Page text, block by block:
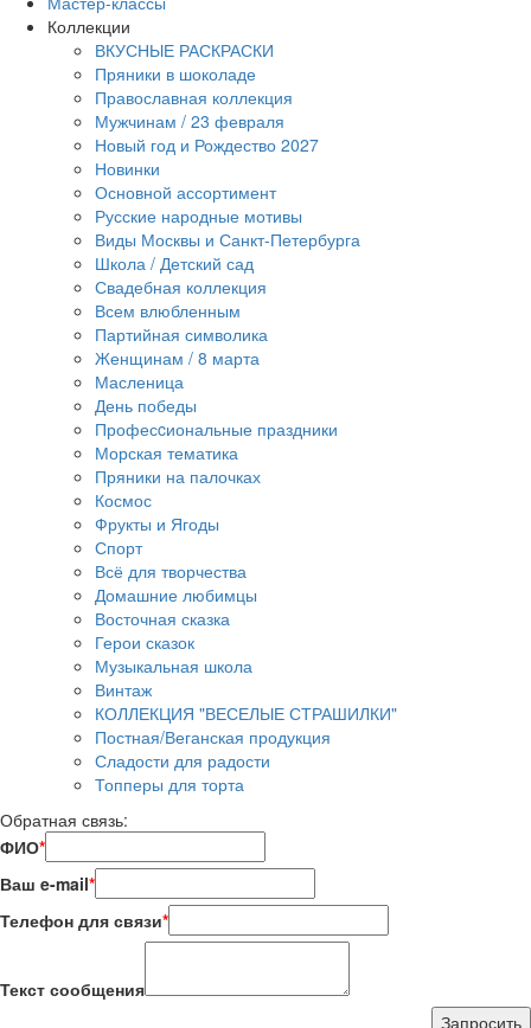
Коллекции
ВКУСНЫЕ РАСКРАСКИ
Пряники в шоколаде
Православная коллекция
Мужчинам / 23 февраля
Новый год и Рождество 2027
Новинки
Основной ассортимент
Русские народные мотивы
Виды Москвы и Санкт-Петербурга
Школа / Детский сад
Свадебная коллекция
Всем влюбленным
Партийная символика
Женщинам / 8 марта
Масленица
День победы
Професcиональные праздники
Морская тематика
Пряники на палочках
Космос
Фрукты и Ягоды
Спорт
Всё для творчества
Домашние любимцы
Восточная сказка
Герои сказок
Музыкальная школа
Винтаж
КОЛЛЕКЦИЯ "ВЕСЕЛЫЕ СТРАШИЛКИ"
Постная/Веганская продукция
Сладости для радости
Топперы для торта
Обратная связь:
ФИО*
Ваш e-mail*
Телефон для связи*
Текст сообщения